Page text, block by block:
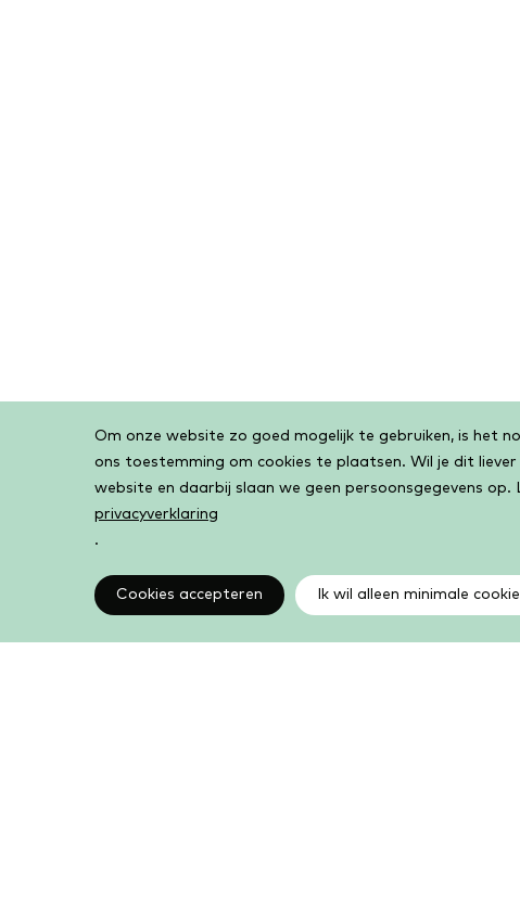
Cookiebar
Om onze website zo goed mogelijk te gebruiken, is het
ons toestemming om cookies te plaatsen. Wil je dit
website en daarbij slaan we geen persoonsgegevens
privacyverklaring
.
Cookies accepteren Ik wil alleen minimale